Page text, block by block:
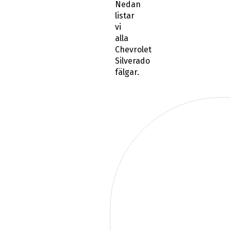
Nedan
listar
vi
alla
Chevrolet
Silverado
fälgar.